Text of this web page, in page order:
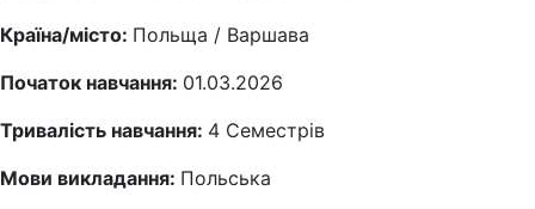
Країна/місто: Польща / Варшава
Початок навчання: 01.03.2026
Тривалість навчання: 4 Семестрів
Мови викладання: Польська